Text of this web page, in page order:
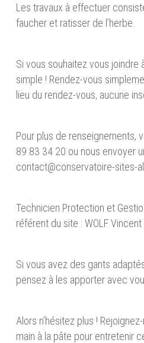
Les travaux à effectuer
faucher et ratisser de l’herbe.
Si vous souhaitez vous joindre
simple ! Rendez-vous
lieu du rendez-vous, aucune
Pour plus de renseignements,
89 83 34 20 ou nous envoyer
contact@conservatoire-sites-
Technicien Protection et
référent du site : WOLF
Si vous avez des gants
pensez à les apporter avec
Alors n’hésitez plus !
main à la pâte pour entretenir